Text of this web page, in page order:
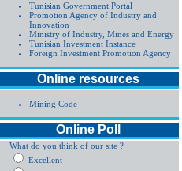
Tunisian Government Portal
Promotion Agency of Industry and
Innovation
Ministry of Industry, Mines and Energy
Tunisian Investment Instance
Foreign Investment Promotion Agency
Online resources
Mining Code
Online Poll
What do you think of our site ?
Excellent